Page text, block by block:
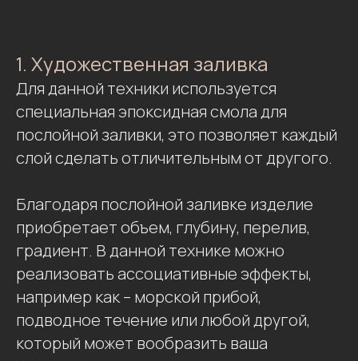
1. Художественная заливка
Для данной техники используется
специальная эпоксидная смола для
послойной заливки, это позволяет каждый
слой сделать отличительным от другого.
Благодаря послойной заливке изделие
приобретает объем, глубину, перелив,
градиент. В данной технике можно
реализовать ассоциативные эффекты,
например как – морской прибой,
подводное течение или любой другой,
который может вообразить ваша